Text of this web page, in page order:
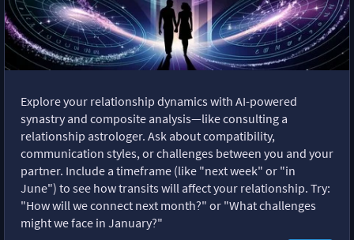
Explore your relationship dynamics with AI-powered
synastry and composite analysis—like consulting a
relationship astrologer. Ask about compatibility,
communication styles, or challenges between you and your
partner. Include a timeframe (like "next week" or "in
June") to see how transits will affect your relationship. Try:
"How will we connect next month?" or "What challenges
might we face in January?"